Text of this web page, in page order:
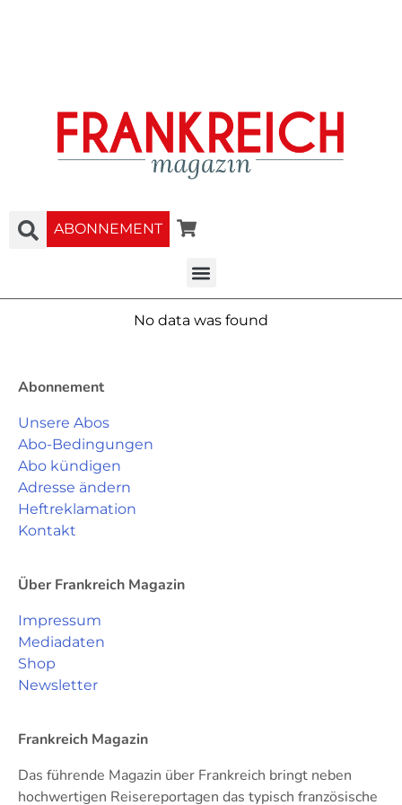
ABONNEMENT
No data was found
Abonnement
Unsere Abos
Abo-Bedingungen
Abo kündigen
Adresse ändern
Heftreklamation
Kontakt
Über Frankreich Magazin
Impressum
Mediadaten
Shop
Newsletter
Frankreich Magazin
Das führende Magazin über Frankreich bringt neben
hochwertigen Reisereportagen das typisch französische